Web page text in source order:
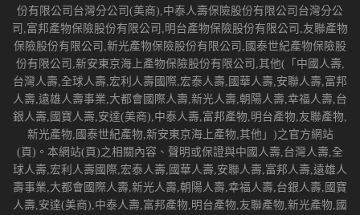
份有限公司台灣分公司(美商),中泰人壽保險股份有限公司台灣分公
司,富邦產物保險股份有限公司,明台產物保險股份有限公司,友聯產物
保險股份有限公司,新光產物保險股份有限公司,國泰世紀產物保險股
份有限公司,新安東京海上產物保險股份有限公司,其他(「中國人壽,
台灣人壽,全球人壽,宏利人壽國際,宏泰人壽,國華人壽,安聯人壽,富邦
人壽,遠雄人壽事業,大都會國際人壽,新光人壽,朝陽人壽,幸福人壽,台
銀人壽,國寶人壽,安達(美商),中泰人壽,富邦產物,明台產物,友聯產物,
新光產物,國泰世紀產物,新安東京海上產物,其他」)之官方網站
(頁)。本網站(頁)之相關內容、聲明或保證與中國人壽,台灣人壽,全
球人壽,宏利人壽國際,宏泰人壽,國華人壽,安聯人壽,富邦人壽,遠雄人
壽事業,大都會國際人壽,新光人壽,朝陽人壽,幸福人壽,台銀人壽,國寶
人壽,安達(美商),中泰人壽,富邦產物,明台產物,友聯產物,新光產物,國